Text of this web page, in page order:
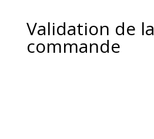
Validation de la
commande